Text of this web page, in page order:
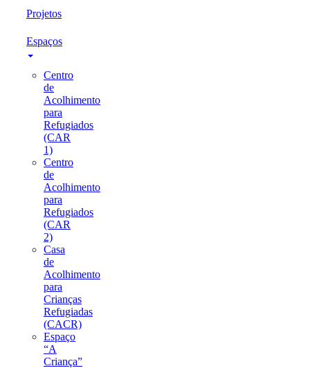
Projetos
Espaços
Centro
de
Acolhimento
para
Refugiados
(CAR
1)
Centro
de
Acolhimento
para
Refugiados
(CAR
2)
Casa
de
Acolhimento
para
Crianças
Refugiadas
(CACR)
Espaço
“A
Criança”